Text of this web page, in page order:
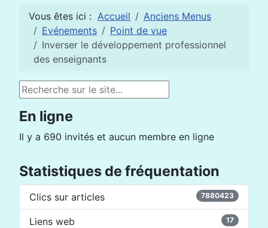
Vous êtes ici : Accueil
Anciens Menus
Evénements
Point de vue
Inverser le développement professionnel
des enseignants
Rechercher
En ligne
Il y a 690 invités et aucun membre en ligne
Statistiques de fréquentation
Clics sur articles 7880423
Liens web 17